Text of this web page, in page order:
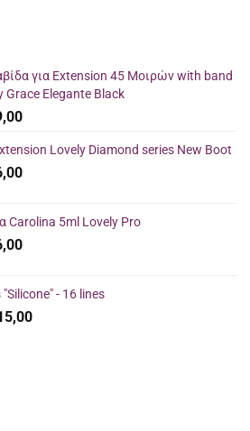
για Extension 45 Μοιρών with band
Grace Elegante Black
Η
τιμή
είναι:
Lovely Diamond series New Boot
Η
είναι:
€16,00.
Carolina 5ml Lovely Pro
Η
είναι:
€26,00.
- 16 lines
Price